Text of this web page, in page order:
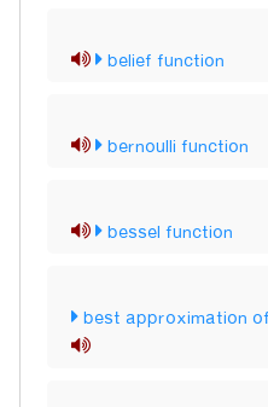
belief function
bernoulli function
bessel function
best approximation